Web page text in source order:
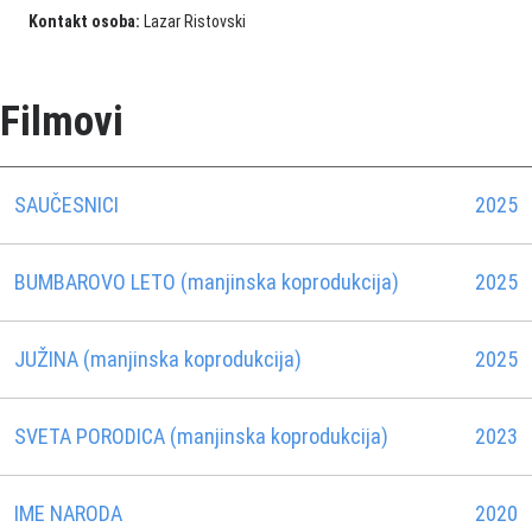
Kontakt osoba: Lazar Ristovski
Filmovi
SAUČESNICI 2025
BUMBAROVO LETO (manjinska koprodukcija) 2025
JUŽINA (manjinska koprodukcija) 2025
SVETA PORODICA (manjinska koprodukcija) 2023
IME NARODA 2020